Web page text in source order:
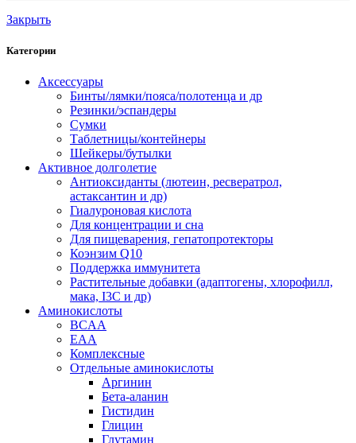
Закрыть
Категории
Аксессуары
Бинты/лямки/пояса/полотенца и др
Резинки/эспандеры
Сумки
Таблетницы/контейнеры
Шейкеры/бутылки
Активное долголетие
Антиоксиданты (лютеин, ресвератрол,
астаксантин и др)
Гиалуроновая кислота
Для концентрации и сна
Для пищеварения, гепатопротекторы
Коэнзим Q10
Поддержка иммунитета
Растительные добавки (адаптогены, хлорофилл,
мака, I3C и др)
Аминокислоты
BCAA
EAA
Комплексные
Отдельные аминокислоты
Аргинин
Бета-аланин
Гистидин
Глицин
Глутамин